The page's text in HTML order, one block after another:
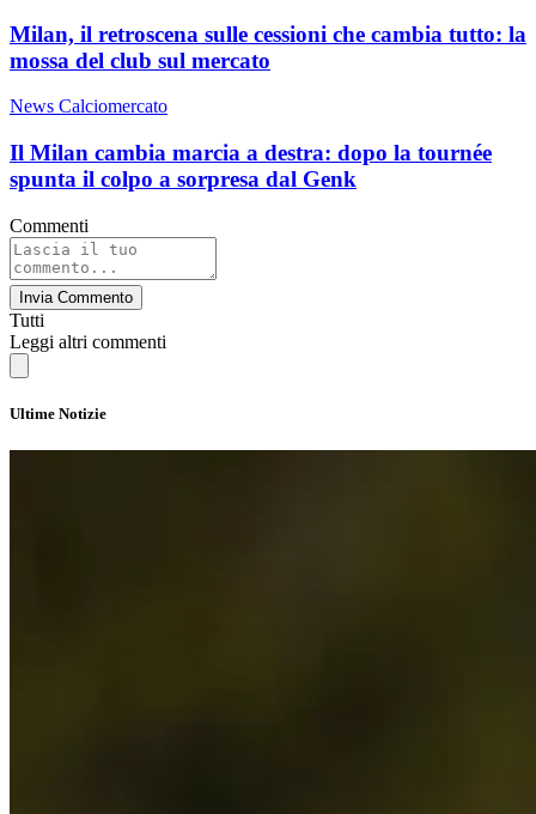
Milan, il retroscena sulle cessioni che cambia tutto: la
mossa del club sul mercato
News Calciomercato
Il Milan cambia marcia a destra: dopo la tournée
spunta il colpo a sorpresa dal Genk
Commenti
Invia Commento
Tutti
Leggi altri commenti
Ultime Notizie